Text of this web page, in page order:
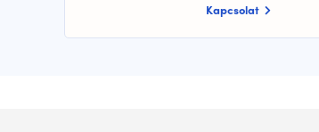
Kapcsolat